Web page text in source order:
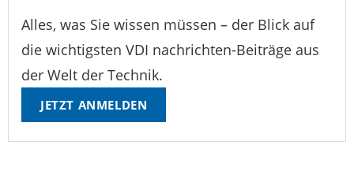
Alles, was Sie wissen müssen – der Blick auf
die wichtigsten VDI nachrichten-Beiträge aus
der Welt der Technik.
JETZT ANMELDEN